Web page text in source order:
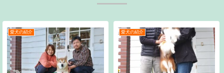
愛犬の紹介 愛犬の紹介